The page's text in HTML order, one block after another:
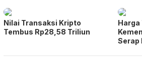
Nilai Transaksi Kripto
Tembus Rp28,58 Triliun
Harga
Serap